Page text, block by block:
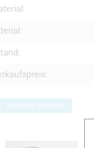
Hersteller-Webseite